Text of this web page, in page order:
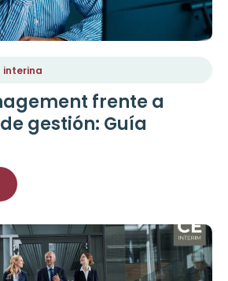
interina
frente a
gestión: Guía